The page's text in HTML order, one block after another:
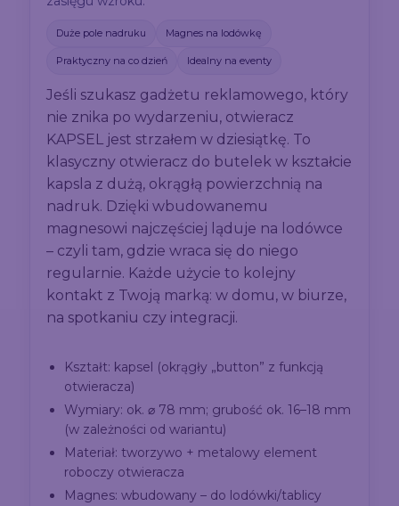
Duże pole nadruku Magnes na lodówkę
Praktyczny na co dzień Idealny na eventy
Jeśli szukasz gadżetu reklamowego, który
nie znika po wydarzeniu, otwieracz
KAPSEL jest strzałem w dziesiątkę. To
klasyczny otwieracz do butelek w kształcie
kapsla z dużą, okrągłą powierzchnią na
nadruk. Dzięki wbudowanemu
magnesowi najczęściej ląduje na lodówce
– czyli tam, gdzie wraca się do niego
regularnie. Każde użycie to kolejny
kontakt z Twoją marką: w domu, w biurze,
na spotkaniu czy integracji.
Kształt: kapsel (okrągły „button” z funkcją
otwieracza)
Wymiary: ok. ⌀ 78 mm; grubość ok. 16–18 mm
(w zależności od wariantu)
Materiał: tworzywo + metalowy element
roboczy otwieracza
Magnes: wbudowany – do lodówki/tablicy